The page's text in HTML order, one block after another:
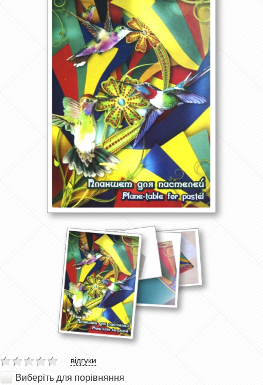
відгуки
Виберіть для порівняння